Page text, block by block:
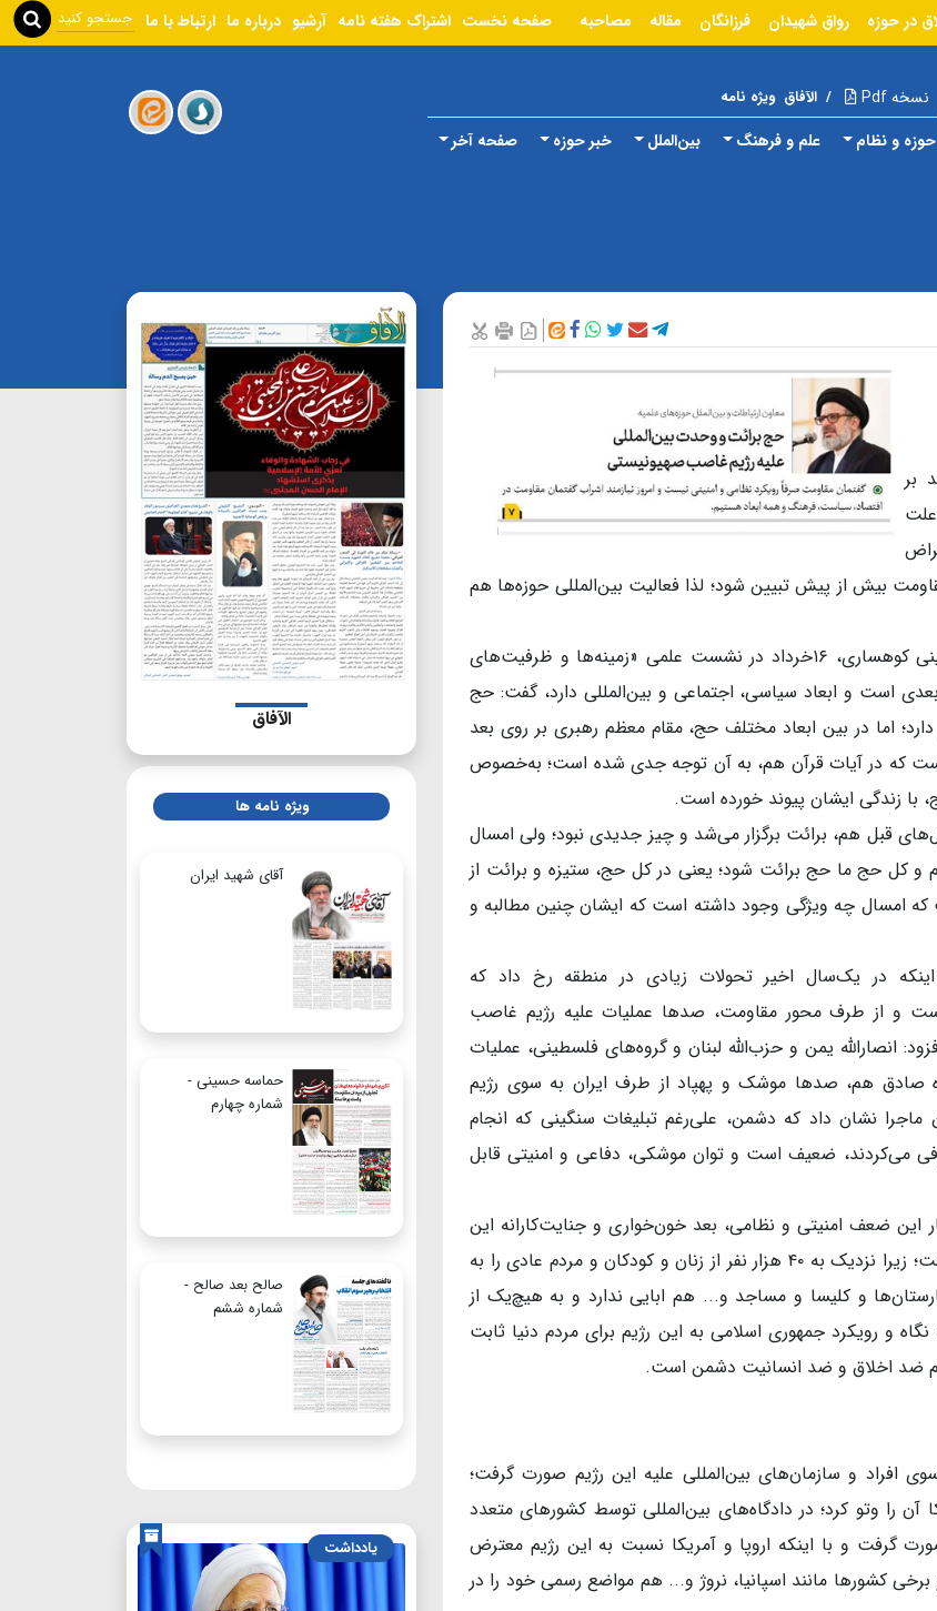
در حوزه رواق شهیدان فرزانگان مقاله مصاحبه صفحه نخست اشتراک هفته نامه آرشیو درباره ما ارتباط با ما
نسخه Pdf / الآفاق ویژه نامه
حوزه و نظام علم و فرهنگ بین‌الملل خبر حوزه صفحه آخر
بر
بیش از پیش تبیین شود؛ لذا فعالیت بین‌المللی حوزه‌ها هم
به گزارش خبرگزاری ایکنا، حجت‌الاسلام والمسلمین حسینی کوهساری، ۱۶خرداد در نشست علمی «زمینه‌ها و ظرفیت‌های
است و ابعاد سیاسی، اجتماعی و بین‌المللی دارد، گفت: حج
اما در بین ابعاد مختلف حج، مقام معظم رهبری بر روی بعد
است که در آیات قرآن هم، به آن توجه جدی شده است؛ به‌خصوص
با زندگی ایشان پیوند خورده است.
قبل هم، برائت برگزار می‌شد و چیز جدیدی نبود؛ ولی امسال
و کل حج ما حج برائت شود؛ یعنی در کل حج، ستیزه و برائت از
امسال چه ویژگی وجود داشته است که ایشان چنین مطالبه و
در یک‌سال اخیر تحولات زیادی در منطقه رخ داد که
و از طرف محور مقاومت، صدها عملیات علیه رژیم غاصب
انصارالله یمن و حزب‌الله لبنان و گروه‌های فلسطینی، عملیات
صادق هم، صدها موشک و پهپاد از طرف ایران به سوی رژیم
نشان داد که دشمن، علی‌رغم تبلیغات سنگینی که انجام
می‌کردند، ضعیف است و توان موشکی، دفاعی و امنیتی قابل
این ضعف امنیتی و نظامی، بعد خون‌خواری و جنایت‌کارانه این
رژیم هم مورد مشاهده عموم مردم در سراسر دنیا قرار گرفت؛ زیرا نزدیک به ۴۰ هزار نفر از زنان و کودکان و مردم عادی را به
و کلیسا و مساجد و... هم ابایی ندارد و به هیچ‌یک از
و رویکرد جمهوری اسلامی به این رژیم برای مردم دنیا ثابت
ضد اخلاق و ضد انسانیت دشمن است.
افراد و سازمان‌های بین‌المللی علیه این رژیم صورت گرفت؛
آن را وتو کرد؛ در دادگاه‌های بین‌المللی توسط کشورهای متعدد
گرفت و با اینکه اروپا و آمریکا نسبت به این رژیم معترض
کشورها مانند اسپانیا، نروژ و... هم مواضع رسمی خود را در
الآفاق
ویژه نامه ها
آقای شهید ایران
حماسه حسینی -
شماره چهارم
صالح بعد صالح -
شماره ششم
یادداشت